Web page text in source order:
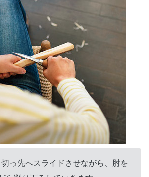
切っ先へスライドさせながら、肘を